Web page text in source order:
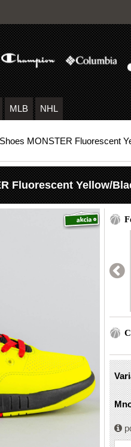
MLB NHL
MONSTER Fluorescent
Fluorescent Yellow/